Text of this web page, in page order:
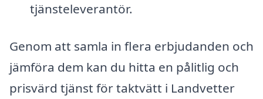
tjänsteleverantör.
Genom att samla in flera erbjudanden och
jämföra dem kan du hitta en pålitlig och
prisvärd tjänst för taktvätt i Landvetter